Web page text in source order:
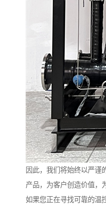
因此，我们将始终以严谨
产品，为客户创造价值，
如果您正在寻找可靠的温